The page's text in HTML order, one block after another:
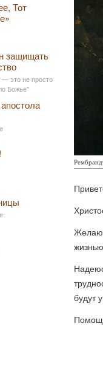
Желаю
будут
Тот
защищать
— это не просто
Божье"